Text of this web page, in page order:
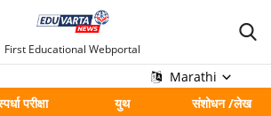
First Educational Webportal
Marathi
परीक्षा युथ संशोधन /लेख